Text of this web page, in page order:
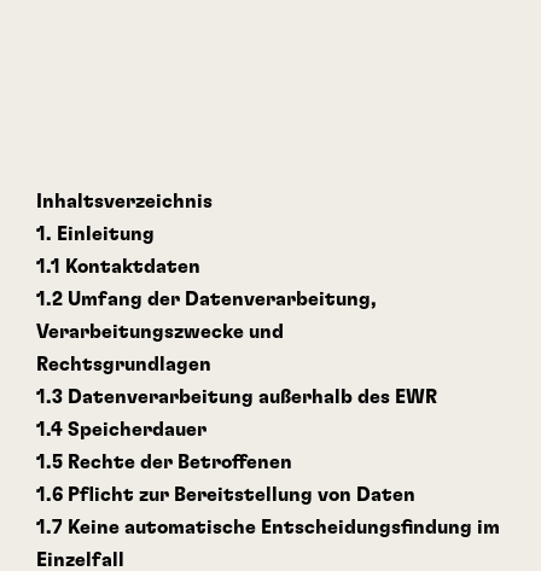
Inhaltsverzeichnis
1. Einleitung
1.1 Kontaktdaten
1.2 Umfang der Datenverarbeitung,
Verarbeitungszwecke und
Rechtsgrundlagen
1.3 Datenverarbeitung außerhalb des EWR
1.4 Speicherdauer
1.5 Rechte der Betroffenen
1.6 Pflicht zur Bereitstellung von Daten
1.7 Keine automatische Entscheidungsfindung im
Einzelfall